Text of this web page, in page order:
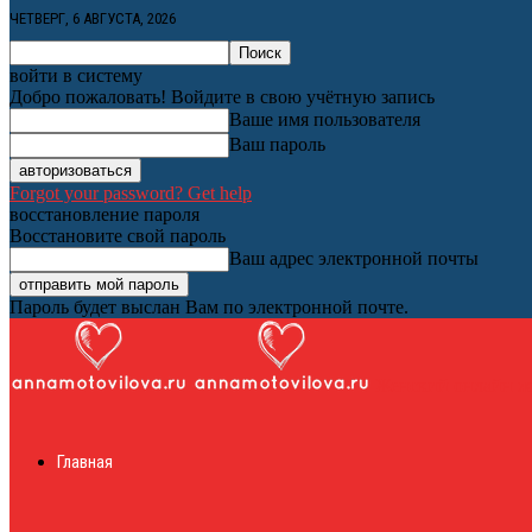
ЧЕТВЕРГ, 6 АВГУСТА, 2026
войти в систему
Добро пожаловать! Войдите в свою учётную запись
Ваше имя пользователя
Ваш пароль
Forgot your password? Get help
восстановление пароля
Восстановите свой пароль
Ваш адрес электронной почты
Пароль будет выслан Вам по электронной почте.
Главная